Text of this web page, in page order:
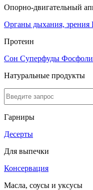
Опорно-двигательный
Органы дыхания, зрения
Протеин
Сон Суперфуды
Натуральные продукты
Гарниры
Десерты
Для выпечки
Консервация
Масла, соусы и уксусы